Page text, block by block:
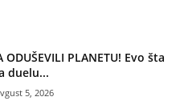
ODUŠEVILI PLANETU! Evo šta
duelu...
5, 2026